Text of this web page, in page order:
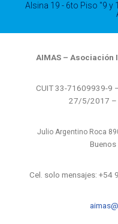
Alsina 19 - 6to Piso "9 y
AIMAS – Asociación
CUIT 33-71609939-9
27/5/2017 –
Julio Argentino Roca
Cel. solo mensajes: +54